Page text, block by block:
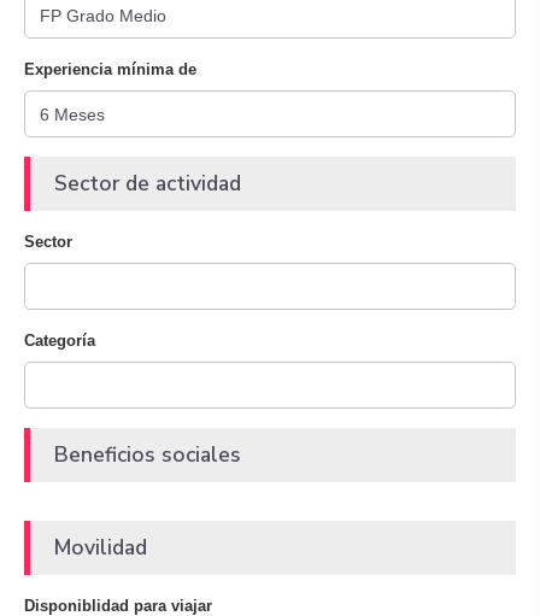
Experiencia mínima de
Sector de actividad
Sector
Categoría
Beneficios sociales
Movilidad
Disponiblidad para viajar